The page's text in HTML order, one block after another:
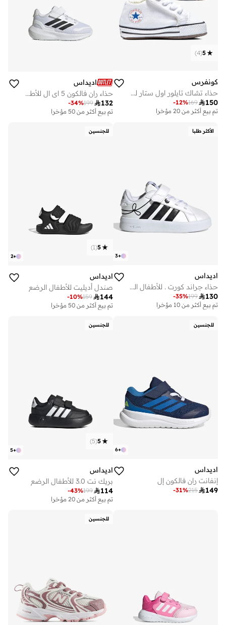
5
(
4
)
كونفرس
حذاء تشاك تايلور اول ستار للبيبي
150
169
-12%
تم بيع أكثر من 20 مؤخرا
اديداس
حذاء ران فالكون 5 اي ال للأطفال
132
199
-34%
تم بيع أكثر من 50 مؤخرا
الأكثر طلبا
+
3
اديداس
حذاء جراند كورت . للأطفال البنات
130
199
-35%
تم بيع أكثر من 10 مؤخرا
للجنسين
+
2
5
(
1
)
اديداس
صندل أديليت للأطفال الرضع
144
159
-10%
تم بيع أكثر من 50 مؤخرا
للجنسين
+
6
اديداس
إنفانت ران فالكون إل
149
215
-31%
للجنسين
+
5
5
(
5
)
اديداس
بريك نت 3.0 للأطفال الرضع
114
199
-43%
تم بيع أكثر من 20 مؤخرا
للجنسين